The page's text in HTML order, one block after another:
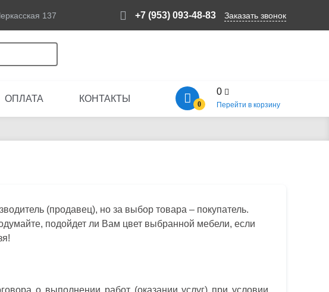
137 +7 (953) 093-48-83 Заказать звонок
ОПЛАТА КОНТАКТЫ
0
0
Перейти в корзину
(продавец), но за выбор товара – покупатель.
подойдет ли Вам цвет выбранной мебели, если